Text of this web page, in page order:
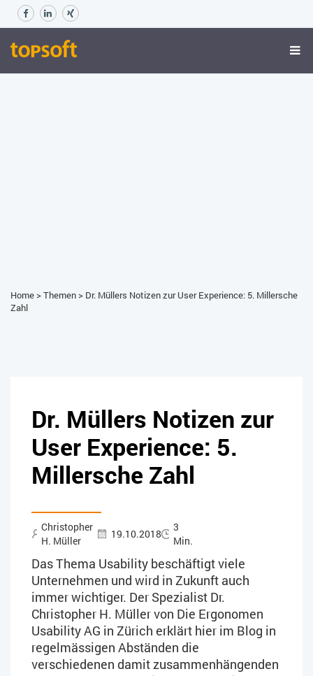
Home>Themen> Dr. Müllers Notizen zur User Experience: 5. Millersche
Zahl
Dr. Müllers Notizen zur
User Experience: 5.
Millersche Zahl
Christopher
H. Müller
19.10.2018
3
Min.
Das Thema Usability beschäftigt viele
Unternehmen und wird in Zukunft auch
immer wichtiger. Der Spezialist Dr.
Christopher H. Müller von Die Ergonomen
Usability AG in Zürich erklärt hier im Blog in
regelmässigen Abständen die
verschiedenen damit zusammenhängenden